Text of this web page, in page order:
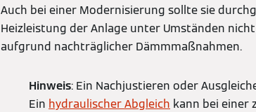
Auch bei einer Modernisierung sollte sie
Heizleistung der Anlage unter Umständen
aufgrund nachträglicher Dämmmaßnahmen.
Hinweis: Ein Nachjustieren oder
Ein hydraulischer Abgleich kann bei einer